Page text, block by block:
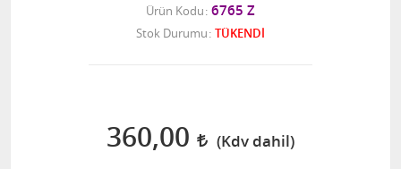
Ürün Kodu 6765 Z
Stok Durumu TÜKENDİ
360,00